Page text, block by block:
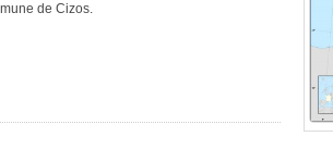
de Cizos.